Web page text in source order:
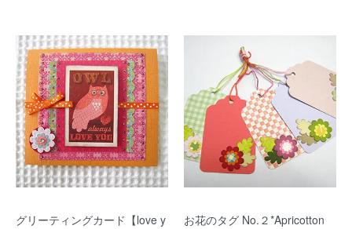
グリーティングカード【love y
お花のタグ No.２*Apricotton